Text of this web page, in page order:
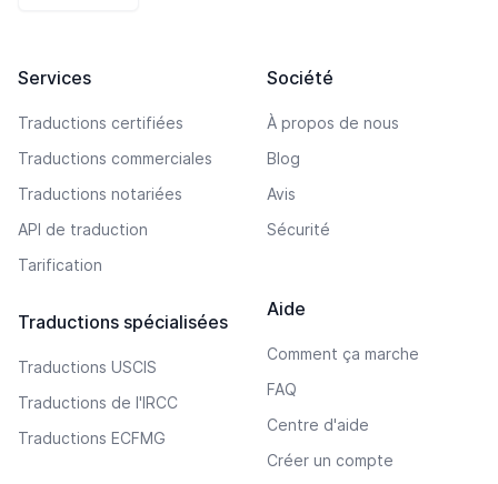
Services
Traductions certifiées
Traductions commerciales
Traductions notariées
API de traduction
Tarification
Traductions spécialisées
Traductions USCIS
Traductions de l'IRCC
Traductions ECFMG
Société
À propos de nous
Blog
Avis
Sécurité
Aide
Comment ça marche
FAQ
Centre d'aide
Créer un compte